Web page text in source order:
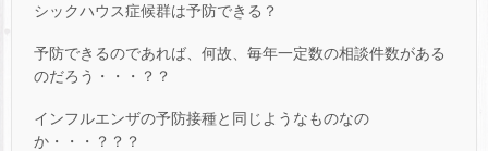
シックハウス症候群は予防できる？
予防できるのであれば、何故、毎年一定数の相談件数がある
のだろう・・・？？
インフルエンザの予防接種と同じようなものなの
か・・・？？？